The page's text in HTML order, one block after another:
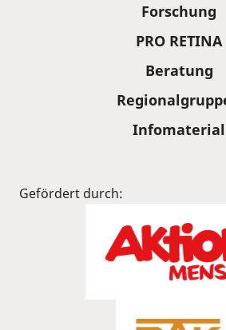
Forschung
PRO RETINA
Beratung
Infomaterial
Gefördert durch: